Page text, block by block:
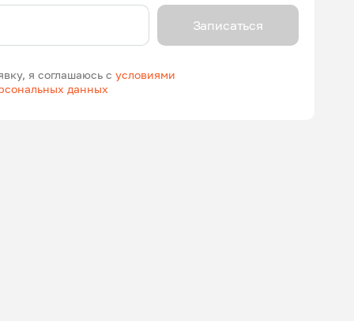
я соглашаюсь сусловиями
данных
Записаться